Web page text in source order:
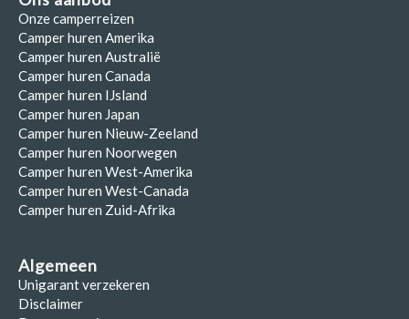
Onze camperreizen
Camper huren Amerika
Camper huren Australië
Camper huren Canada
Camper huren IJsland
Camper huren Japan
Camper huren Nieuw-Zeeland
Camper huren Noorwegen
Camper huren West-Amerika
Camper huren West-Canada
Camper huren Zuid-Afrika
Algemeen
Unigarant verzekeren
Disclaimer